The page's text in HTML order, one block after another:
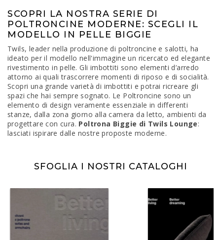
SCOPRI LA NOSTRA SERIE DI
POLTRONCINE MODERNE: SCEGLI IL
MODELLO IN PELLE BIGGIE
Twils, leader nella produzione di poltroncine e salotti, ha
ideato per il modello nell'immagine un ricercato ed elegante
rivestimento in pelle. Gli imbottiti sono elementi d’arredo
attorno ai quali trascorrere momenti di riposo e di socialità.
Scopri una grande varietà di imbottiti e potrai ricreare gli
spazi che hai sempre sognato. Le Poltroncine sono un
elemento di design veramente essenziale in differenti
stanze, dalla zona giorno alla camera da letto, ambienti da
progettare con cura. Poltrona Biggie di Twils Lounge:
lasciati ispirare dalle nostre proposte moderne.
SFOGLIA I NOSTRI CATALOGHI